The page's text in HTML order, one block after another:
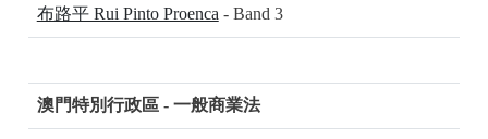
布路平 Rui Pinto Proenca - Band 3
澳門特別行政區 - 一般商業法